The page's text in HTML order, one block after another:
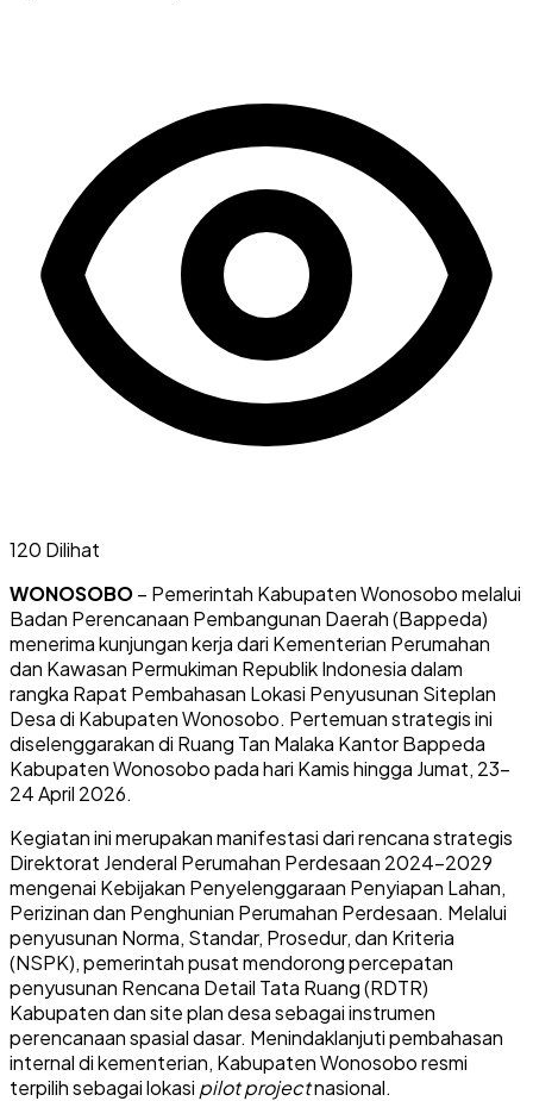
120 Dilihat
WONOSOBO– Pemerintah Kabupaten Wonosobo melalui
Badan Perencanaan Pembangunan Daerah (Bappeda)
menerima kunjungan kerja dari Kementerian Perumahan
dan Kawasan Permukiman Republik Indonesia dalam
rangka Rapat Pembahasan Lokasi Penyusunan Siteplan
Desa di Kabupaten Wonosobo. Pertemuan strategis ini
diselenggarakan di Ruang Tan Malaka Kantor Bappeda
Kabupaten Wonosobo pada hari Kamis hingga Jumat, 23-
24 April 2026.
Kegiatan ini merupakan manifestasi dari rencana strategis
Direktorat Jenderal Perumahan Perdesaan 2024-2029
mengenai Kebijakan Penyelenggaraan Penyiapan Lahan,
Perizinan dan Penghunian Perumahan Perdesaan. Melalui
penyusunan Norma, Standar, Prosedur, dan Kriteria
(NSPK), pemerintah pusat mendorong percepatan
penyusunan Rencana Detail Tata Ruang (RDTR)
Kabupaten dan site plan desa sebagai instrumen
perencanaan spasial dasar. Menindaklanjuti pembahasan
internal di kementerian, Kabupaten Wonosobo resmi
terpilih sebagai lokasi pilot projectnasional.